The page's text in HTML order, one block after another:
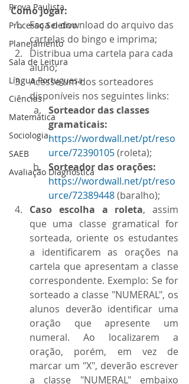
Prova Paulista
Processo Seletivo
Planejamento
Sala de Leitura
Língua Portuguesa
Ciências
Matemática
Sociologia
SAEB
Avaliação Diagnóstica
Como jogar:
Faça o download do arquivo das
cartelas do bingo e imprima;
Distribua uma cartela para cada
aluno;
Acesse um dos sorteadores
disponíveis nos seguintes links:
Sorteador das classes
gramaticais:
https://wordwall.net/pt/reso
urce/72390105 (roleta);
Sorteador das orações:
https://wordwall.net/pt/reso
urce/72389448 (baralho);
Caso escolha a roleta, assim
que uma classe gramatical for
sorteada, oriente os estudantes
a identificarem as orações na
cartela que apresentam a classe
correspondente. Exemplo: Se for
sorteado a classe "NUMERAL", os
alunos deverão identificar uma
oração que apresente um
numeral. Ao localizarem a
oração, porém, em vez de
marcar um "X", deverão escrever
a classe "NUMERAL" embaixo